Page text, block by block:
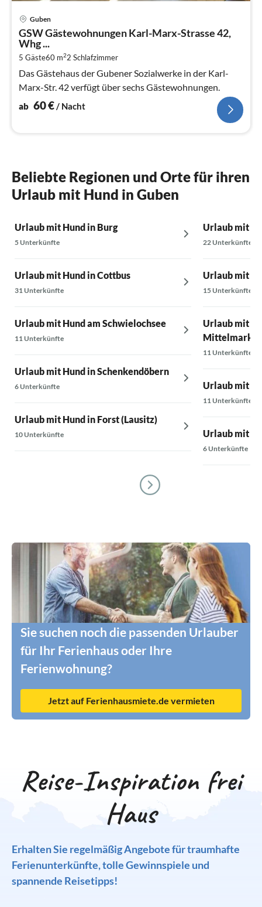
Guben
GSW Gästewohnungen Karl-Marx-Strasse 42,
Whg ...
5 Gäste60 m22 Schlafzimmer
Das Gästehaus der Gubener Sozialwerke in der Karl-
Marx-Str. 42 verfügt über sechs Gästewohnungen.
ab 60€/ Nacht
Beliebte Regionen und Orte für ihren
Urlaub mit Hund in Guben
Urlaub mit Hund in Burg
5 Unterkünfte
Urlaub mit Hund in Cottbus
31 Unterkünfte
Urlaub mit Hund am Schwielochsee
11 Unterkünfte
Urlaub mit Hund in Schenkendöbern
6 Unterkünfte
Urlaub mit Hund in Forst (Lausitz)
10 Unterkünfte
Urlaub mit
22 Unterkünfte
Urlaub mit
15 Unterkünfte
Urlaub mit
Mittelmark
11 Unterkünfte
Urlaub mit
11 Unterkünfte
Urlaub mit
6 Unterkünfte
Sie suchen noch die passenden Urlauber
für Ihr Ferienhaus oder Ihre
Ferienwohnung?
Jetzt auf Ferienhausmiete.de vermieten
Reise-Inspiration frei
Haus
Erhalten Sie regelmäßig Angebote für traumhafte
Ferienunterkünfte, tolle Gewinnspiele und
spannende Reisetipps!